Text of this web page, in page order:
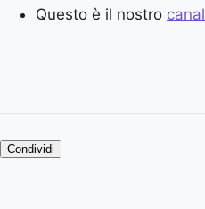
Questo è il nostro
Condividi